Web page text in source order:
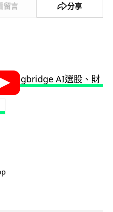
留言 分享